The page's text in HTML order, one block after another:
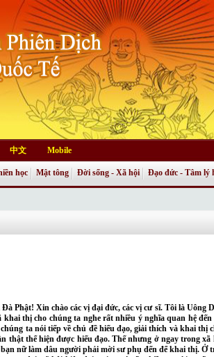
中文 Mobile
học Mật tông Đời sống - Xã hội Đạo đức - Tâm lý
Phật! Xin chào các vị đại đức, các vị cư sĩ. Tôi là
khai thị cho chúng ta nghe rất nhiều ý nghĩa quan hệ
ta nói tiếp về chủ đề hiếu đạo, giải thích và khai thị
thật thể hiện được hiếu đạo. Thế nhưng ở ngay trong
nữ làm dâu người phải mời sư phụ đến để khai thị.